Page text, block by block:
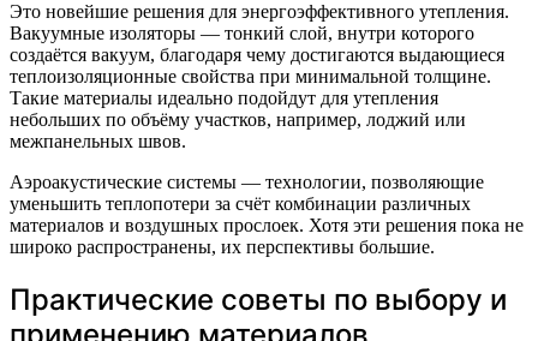
Это новейшие решения для энергоэффективного утепления.
Вакуумные изоляторы — тонкий слой, внутри которого
создаётся вакуум, благодаря чему достигаются выдающиеся
теплоизоляционные свойства при минимальной толщине.
Такие материалы идеально подойдут для утепления
небольших по объёму участков, например, лоджий или
межпанельных швов.
Аэроакустические системы — технологии, позволяющие
уменьшить теплопотери за счёт комбинации различных
материалов и воздушных прослоек. Хотя эти решения пока не
широко распространены, их перспективы большие.
Практические советы по выбору и